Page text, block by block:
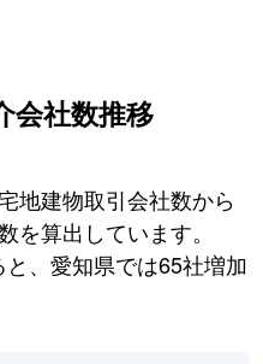
会社数推移
地建物取引会社数から
を算出しています。
、愛知県では65社増加